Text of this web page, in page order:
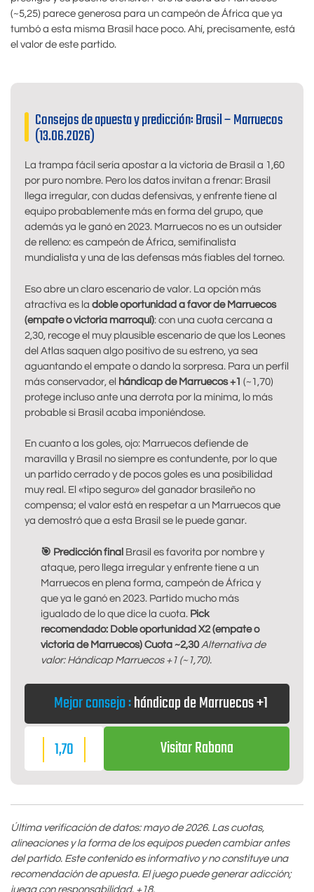
(~5,25) parece generosa para un campeón de África que ya
tumbó a esta misma Brasil hace poco. Ahí, precisamente, está
el valor de este partido.
Consejos de apuesta y predicción: Brasil – Marruecos
(13.06.2026)
La trampa fácil sería apostar a la victoria de Brasil a 1,60
por puro nombre. Pero los datos invitan a frenar: Brasil
llega irregular, con dudas defensivas, y enfrente tiene al
equipo probablemente más en forma del grupo, que
además ya le ganó en 2023. Marruecos no es un outsider
de relleno: es campeón de África, semifinalista
mundialista y una de las defensas más fiables del torneo.
Eso abre un claro escenario de valor. La opción más
atractiva es la doble oportunidad a favor de Marruecos
(empate o victoria marroquí): con una cuota cercana a
2,30, recoge el muy plausible escenario de que los Leones
del Atlas saquen algo positivo de su estreno, ya sea
aguantando el empate o dando la sorpresa. Para un perfil
más conservador, el hándicap de Marruecos +1 (~1,70)
protege incluso ante una derrota por la mínima, lo más
probable si Brasil acaba imponiéndose.
En cuanto a los goles, ojo: Marruecos defiende de
maravilla y Brasil no siempre es contundente, por lo que
un partido cerrado y de pocos goles es una posibilidad
muy real. El «tipo seguro» del ganador brasileño no
compensa; el valor está en respetar a un Marruecos que
ya demostró que a esta Brasil se le puede ganar.
🎯 Predicción final Brasil es favorita por nombre y
ataque, pero llega irregular y enfrente tiene a un
Marruecos en plena forma, campeón de África y
que ya le ganó en 2023. Partido mucho más
igualado de lo que dice la cuota. Pick
recomendado: Doble oportunidad X2 (empate o
victoria de Marruecos) Cuota ~2,30 Alternativa de
valor: Hándicap Marruecos +1 (~1,70).
Mejor consejo :hándicap de Marruecos +1
1,70
Visitar Rabona
Última verificación de datos: mayo de 2026. Las cuotas,
alineaciones y la forma de los equipos pueden cambiar antes
del partido. Este contenido es informativo y no constituye una
recomendación de apuesta. El juego puede generar adicción;
juega con responsabilidad. +18.